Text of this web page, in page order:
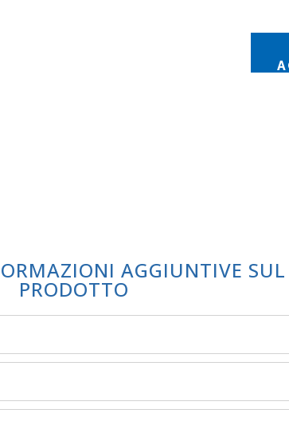
AGGIUNTIVE SUL
PRODOTTO